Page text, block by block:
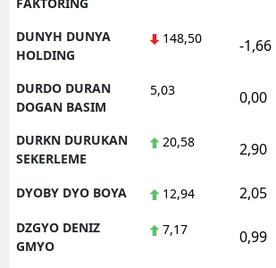
DUNYH DUNYA
HOLDING
148,50 -1,66
DURDO DURAN
DOGAN BASIM
5,03 0,00
DURKN DURUKAN
SEKERLEME
20,58 2,90
DYOBY DYO BOYA 12,94 2,05
DZGYO DENIZ
GMYO
7,17 0,99